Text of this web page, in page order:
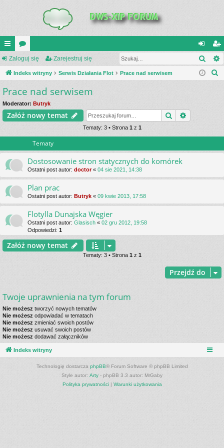
UI
C
K
_L
IN
or
a
al
og
ar
ej
Zaloguj się Zarejestruj się
Indeks witryny Serwis Działania Flot Prace nad serwisem
Prace nad serwisem
Moderator: Butryk
Załóż nowy temat Szukaj
Tematy: 3 • Strona 1 z 1
Tematy
Dostosowanie stron statycznych do komórek
Ostatni post autor: doctor« 04 sie 2021, 14:38
Plan prac
Ostatni post autor: Butryk « 09 kwie 2013, 17:58
Flotylla Dunajska Węgier
Ostatni post autor: Glasisch « 02 gru 2012, 19:58
Odpowiedzi: 1
Załóż nowy temat
Tematy: 3 • Strona 1 z 1
Przejdź do
Twoje uprawnienia na tym forum
Nie możesz tworzyć nowych tematów
Nie możesz odpowiadać w tematach
Nie możesz zmieniać swoich postów
Nie możesz usuwać swoich postów
Nie możesz dodawać załączników
Indeks witryny
Technologię dostarcza phpBB® Forum Software © phpBB Limited
Style autor: Arty - phpBB 3.3 autor: MrGaby
Polityka prywatności| Warunki użytkowania